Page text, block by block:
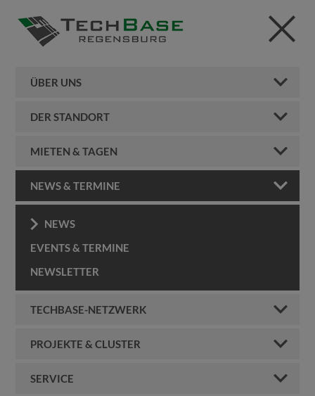
ÜBER UNS
DER STANDORT
MIETEN & TAGEN
NEWS & TERMINE
NEWS
EVENTS & TERMINE
NEWSLETTER
TECHBASE-NETZWERK
PROJEKTE & CLUSTER
SERVICE